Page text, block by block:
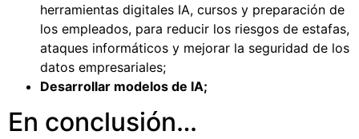
herramientas digitales IA, cursos y preparación de
los empleados, para reducir los riesgos de estafas,
ataques informáticos y mejorar la seguridad de los
datos empresariales;
Desarrollar modelos de IA;
En conclusión…